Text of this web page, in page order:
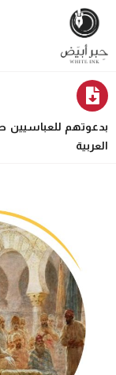
بدعوتهم للعباسيين
العربية